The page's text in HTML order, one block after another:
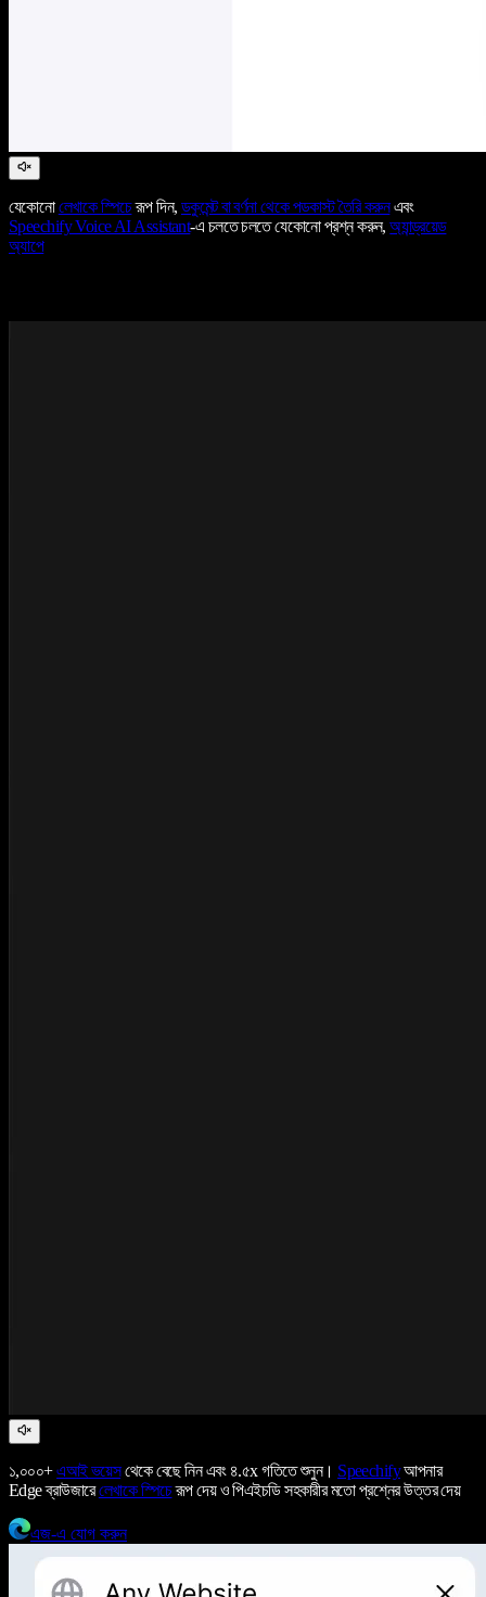
যেকোনোলেখাকে স্পিচেরূপ দিন, ডকুমেন্ট বা বর্ণনা থেকে পডকাস্ট তৈরি করুনএবং
Speechify Voice AI Assistant-এ চলতে চলতে যেকোনো প্রশ্ন করুন,অ্যান্ড্রয়েড
অ্যাপে
১,০০০+এআই ভয়েসথেকে বেছে নিন এবং ৪.৫x গতিতে শুনুন। Speechifyআপনার
Edge ব্রাউজারেলেখাকে স্পিচেরূপ দেয় ও পিএইচডি সহকারীর মতো প্রশ্নের উত্তর দেয়
এজ-এ যোগ করুন